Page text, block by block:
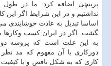
پرپنچی اضافه کرد: ما در
نداشتیم و در این شرایط اگر این
اساسا تبدیل به عادت خوشایندی
گشت. اگر در ایران کسب وکارها
به این علت است که پروسه
دورکاری با آن مفهوم که مد نظر
کاری که به شکل ناقص و با